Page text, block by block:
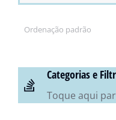
Categorias e
Toque aqui